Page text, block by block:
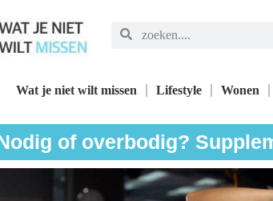
Wat je niet wilt missen Lifestyle Wonen
of overbodig?